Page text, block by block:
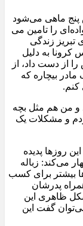
خودش پنج ماهی می‌شود
را تامین می
تبریز زندگی
کرونا به دلیل
از دست داد، از
بیچاره که
کنم.
و من هم مثل بچه
و مشکلات یک
این روزها پدیده
می‌کند: زباله
بیشتر برای کسب
پدرشان
ظاهری این
گفت این